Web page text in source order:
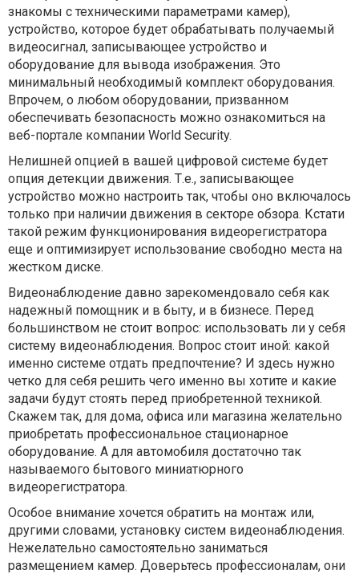
знакомы с техническими параметрами камер),
устройство, которое будет обрабатывать получаемый
видеосигнал, записывающее устройство и
оборудование для вывода изображения. Это
минимальный необходимый комплект оборудования.
Впрочем, о любом оборудовании, призванном
обеспечивать безопасность можно ознакомиться на
веб-портале компании World Security.
Нелишней опцией в вашей цифровой системе будет
опция детекции движения. Т.е., записывающее
устройство можно настроить так, чтобы оно включалось
только при наличии движения в секторе обзора. Кстати
такой режим функционирования видеорегистратора
еще и оптимизирует использование свободно места на
жестком диске.
Видеонаблюдение давно зарекомендовало себя как
надежный помощник и в быту, и в бизнесе. Перед
большинством не стоит вопрос: использовать ли у себя
систему видеонаблюдения. Вопрос стоит иной: какой
именно системе отдать предпочтение? И здесь нужно
четко для себя решить чего именно вы хотите и какие
задачи будут стоять перед приобретенной техникой.
Скажем так, для дома, офиса или магазина желательно
приобретать профессиональное стационарное
оборудование. А для автомобиля достаточно так
называемого бытового миниатюрного
видеорегистратора.
Особое внимание хочется обратить на монтаж или,
другими словами, установку систем видеонаблюдения.
Нежелательно самостоятельно заниматься
размещением камер. Доверьтесь профессионалам, они